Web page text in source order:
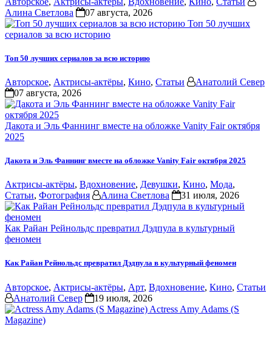
Алина Светлова
07 августа, 2026
Топ 50 лучших
сериалов за всю историю
Топ 50 лучших сериалов за всю историю
Авторское, Актрисы-актёры, Кино, Статьи
Анатолий Север
07 августа, 2026
Дакота и Эль Фаннинг вместе на обложке Vanity Fair октября
2025
Дакота и Эль Фаннинг вместе на обложке Vanity Fair октября 2025
Актрисы-актёры, Вдохновение, Девушки, Кино, Мода,
Статьи, Фотография Алина Светлова 31 июля, 2026
Как Райан Рейнольдс превратил Дэдпула в культурный
феномен
Как Райан Рейнольдс превратил Дэдпула в культурный феномен
Авторское, Актрисы-актёры, Арт, Вдохновение, Кино, Статьи
Анатолий Север
19 июля, 2026
Actress Amy Adams (S
Magazine)